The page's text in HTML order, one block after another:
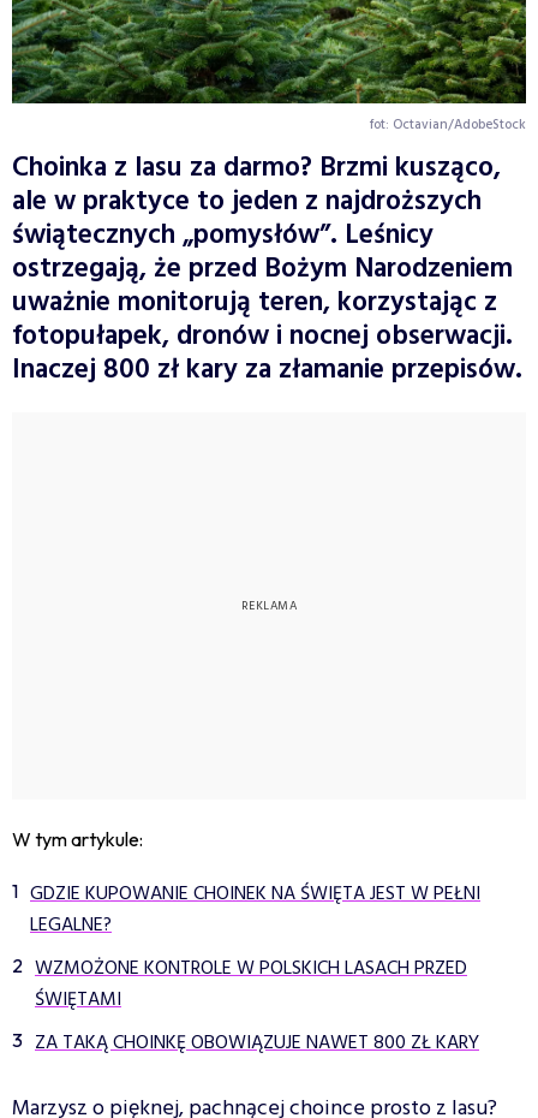
fot: Octavian/AdobeStock
Choinka z lasu za darmo? Brzmi kusząco,
ale w praktyce to jeden z najdroższych
świątecznych „pomysłów”. Leśnicy
ostrzegają, że przed Bożym Narodzeniem
uważnie monitorują teren, korzystając z
fotopułapek, dronów i nocnej obserwacji.
Inaczej 800 zł kary za złamanie przepisów.
W tym artykule:
GDZIE KUPOWANIE CHOINEK NA ŚWIĘTA JEST W PEŁNI
LEGALNE?
WZMOŻONE KONTROLE W POLSKICH LASACH PRZED
ŚWIĘTAMI
ZA TAKĄ CHOINKĘ OBOWIĄZUJE NAWET 800 ZŁ KARY
Marzysz o pięknej, pachnącej choince prosto z lasu?